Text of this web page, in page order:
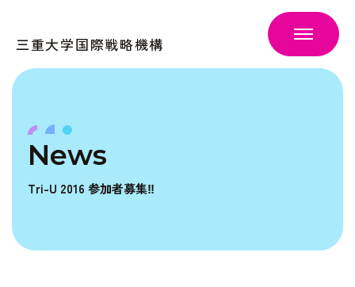
三重大学国際戦略機構
News
Tri-U 2016 参加者募集‼